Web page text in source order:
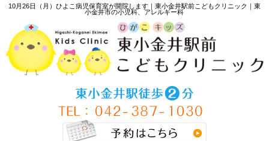
10月26日（月）ひよこ病児保育室が開院します｜東小金井駅前こどもクリニック｜東
小金井市の小児科、アレルギー科